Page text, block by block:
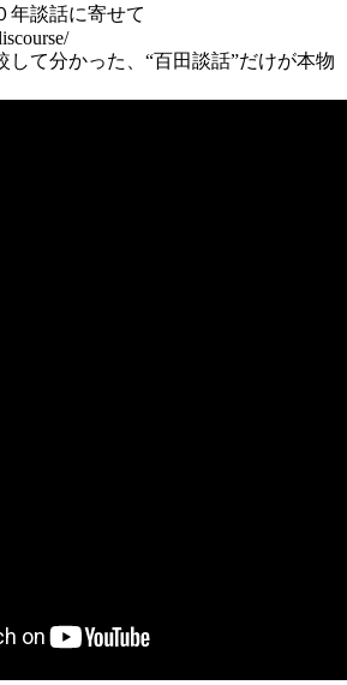
年談話に寄せて
して分かった、“百田談話”だけが本物